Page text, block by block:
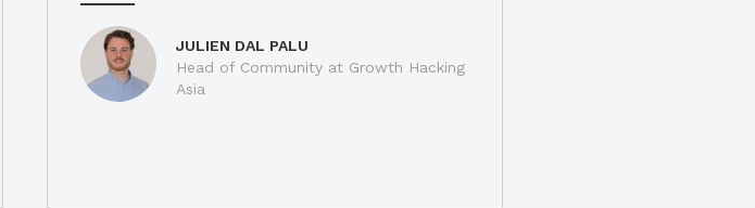
JULIEN DAL PALU
Head of Community at Growth Hacking
Asia